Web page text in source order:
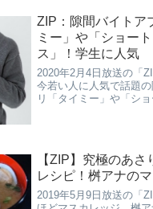
ZIP：隙間バイトア
ミー」や「ショー
ス」！学生に人気
2020年2月4日放送の「
今若い人に人気で話題
リ「タイミー」や「シ
【ZIP】究極のあさ
レシピ！桝アナの
2019年5月9日放送の「